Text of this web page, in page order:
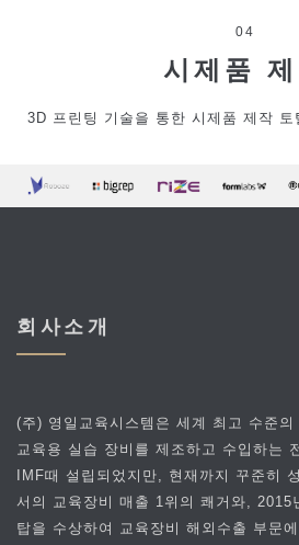
04
시제품
3D 프린팅 기술을 통한 시제품 제작
회사소개
(주) 영일교육시스템은 세계 최고 수준의
교육용 실습 장비를 제조하고 수입하는
IMF때 설립되었지만, 현재까지 꾸준히
서의 교육장비 매출 1위의 쾌거와, 2015
탑을 수상하여 교육장비 해외수출 부문